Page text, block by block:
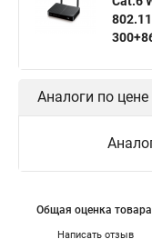
Аналоги по цене
Написать отзыв
Общая оценка